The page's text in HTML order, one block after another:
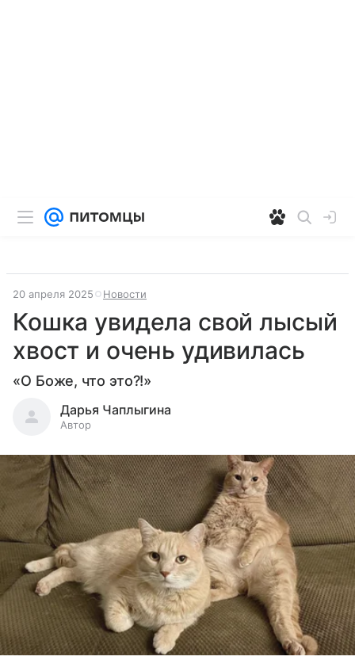
20 апреля 2025 Новости
Кошка увидела свой лысый
хвост и очень удивилась
«О Боже, что это?!»
Дарья Чаплыгина
Автор